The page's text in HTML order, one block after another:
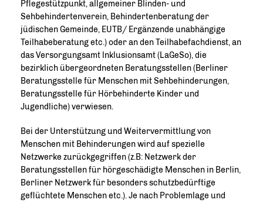
Pflegestützpunkt, allgemeiner Blinden- und
Sehbehindertenverein, Behindertenberatung der
jüdischen Gemeinde, EUTB/ Ergänzende unabhängige
Teilhabeberatung etc.) oder an den Teilhabefachdienst, an
das Versorgungsamt lnklusionsamt (LaGeSo), die
bezirklich übergeordneten Beratungsstellen (Berliner
Beratungsstelle für Menschen mit Sehbehinderungen,
Beratungsstelle für Hörbehinderte Kinder und
Jugendliche) verwiesen.
Bei der Unterstützung und Weitervermittlung von
Menschen mit Behinderungen wird auf spezielle
Netzwerke zurückgegriffen (z.B: Netzwerk der
Beratungsstellen für hörgeschädigte Menschen in Berlin,
Berliner Netzwerk für besonders schutzbedürftige
geflüchtete Menschen etc.). Je nach Problemlage und